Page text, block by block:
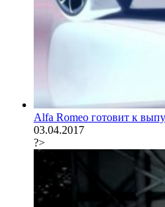
Alfa Romeo готовит к
03.04.2017
?>